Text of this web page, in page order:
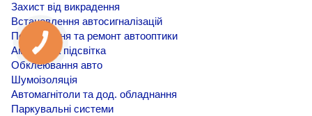
Захист від викрадення
Встановлення автосигналізацій
Покращення та ремонт автооптики
Амбієнтна підсвітка
Обклеювання авто
Шумоізоляція
Автомагнітоли та дод. обладнання
Паркувальні системи